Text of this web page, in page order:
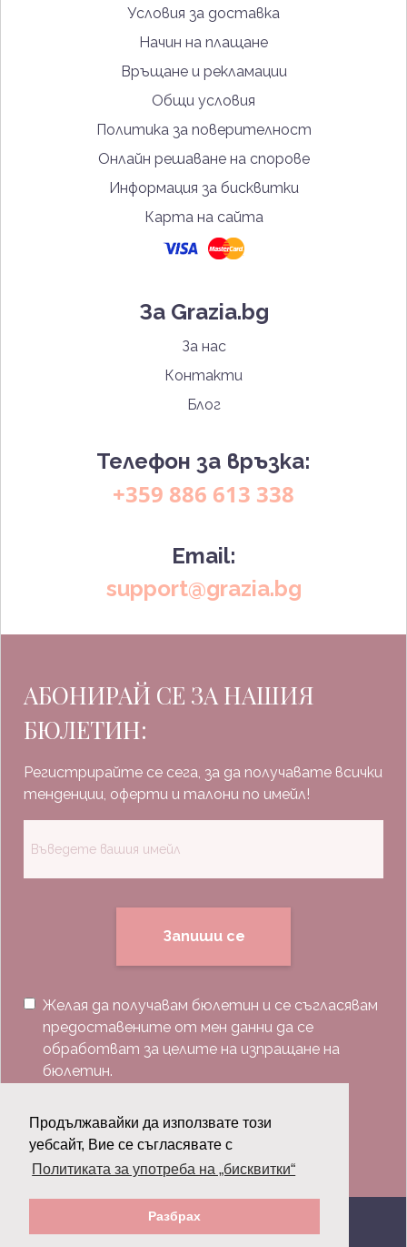
Продължавайки да използвате този
уебсайт, Вие се съгласявате с
Политиката за употреба на „бисквитки“
Разбрах
Условия за доставка
Начин на плащане
Връщане и рекламации
Общи условия
Политика за поверителност
Онлайн решаване на спорове
Информация за бисквитки
Карта на сайта
За Grazia.bg
За нас
Контакти
Блог
Телефон за връзка:
+359 886 613 338
Email:
support@grazia.bg
АБОНИРАЙ СЕ ЗА НАШИЯ
БЮЛЕТИН:
Регистрирайте се сега, за да получавате всички
тенденции, оферти и талони по имейл!
Запиши се
Желая да получавам бюлетин и се съгласявам
предоставените от мен данни да се
обработват за целите на изпращане на
бюлетин.
Последвай ни:
© 2026 Grazia.bg - Всички права запазени